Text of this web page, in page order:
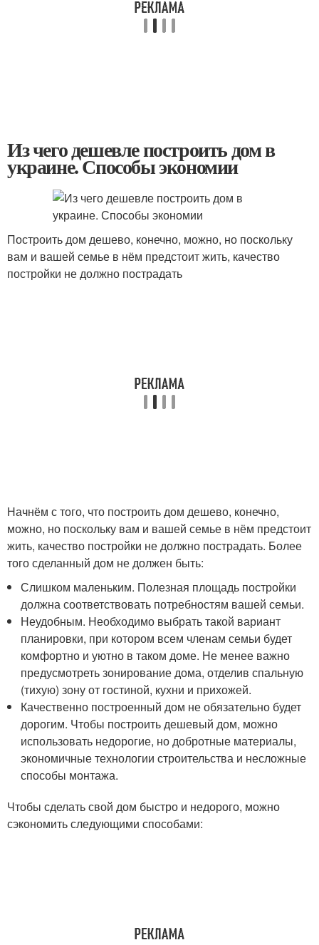
Из чего дешевле построить дом в
украине. Способы экономии
Построить дом дешево, конечно, можно, но поскольку
вам и вашей семье в нём предстоит жить, качество
постройки не должно пострадать
Начнём с того, что построить дом дешево, конечно,
можно, но поскольку вам и вашей семье в нём предстоит
жить, качество постройки не должно пострадать. Более
того сделанный дом не должен быть:
Слишком маленьким. Полезная площадь постройки
должна соответствовать потребностям вашей семьи.
Неудобным. Необходимо выбрать такой вариант
планировки, при котором всем членам семьи будет
комфортно и уютно в таком доме. Не менее важно
предусмотреть зонирование дома, отделив спальную
(тихую) зону от гостиной, кухни и прихожей.
Качественно построенный дом не обязательно будет
дорогим. Чтобы построить дешевый дом, можно
использовать недорогие, но добротные материалы,
экономичные технологии строительства и несложные
способы монтажа.
Чтобы сделать свой дом быстро и недорого, можно
сэкономить следующими способами: